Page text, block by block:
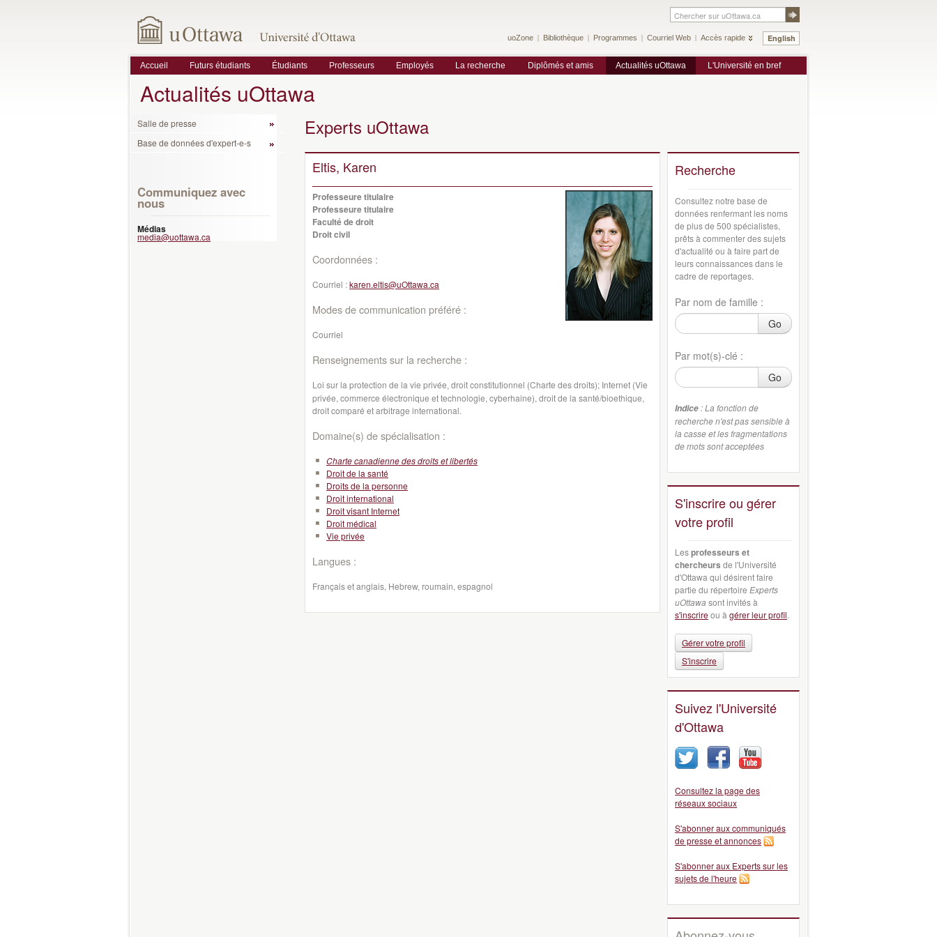
English
uoZone Bibliothèque Programmes Courriel Web Accès rapide
Accueil Futurs étudiants Étudiants Professeurs Employés La recherche Diplômés et amis Actualités uOttawa L'Université en bref
Actualités uOttawa
Salle de presse
Base de données d'expert-e-s
Communiquez avec
nous
Médias
media@uottawa.ca
Experts uOttawa
Eltis, Karen
Professeure titulaire
Professeure titulaire
Faculté de droit
Droit civil
Coordonnées :
Courriel :karen.eltis@uOttawa.ca
Modes de communication préféré :
Courriel
Renseignements sur la recherche :
Loi sur la protection de la vie privée, droit constitutionnel (Charte des droits); Internet (Vie
privée, commerce électronique et technologie, cyberhaine), droit de la santé/bioethique,
droit comparé et arbitrage international.
Domaine(s) de spécialisation :
Charte canadienne des droits et libertés
Droit de la santé
Droits de la personne
Droit international
Droit visant Internet
Droit médical
Vie privée
Langues :
Français et anglais, Hebrew, roumain, espagnol
Recherche
Consultez notre base de
données renfermant les noms
de plus de 500 spécialistes,
prêts à commenter des sujets
d'actualité ou à faire part de
leurs connaissances dans le
cadre de reportages.
Par nom de famille :
Go
Par mot(s)-clé :
Go
Indice : La fonction de
recherche n'est pas sensible à
la casse et les fragmentations
de mots sont acceptées
S'inscrire ou gérer
votre profil
Lesprofesseurs et
chercheurs de l'Université
d'Ottawa qui désirent faire
partie du répertoire Experts
uOttawa sont invités à
s'inscrireou à gérer leur profil.
Gérer votre profil
S'inscrire
Suivez l'Université
d'Ottawa
Consultez la page des
réseaux sociaux
S'abonner aux communiqués
de presse et annonces
S'abonner aux Experts sur les
sujets de l'heure